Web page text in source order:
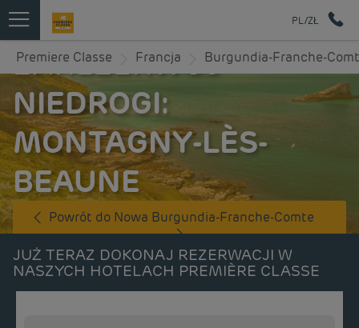
PL/ZŁ
Premiere Classe Francja Burgundia-Franche-
ZAREZERWUJ
NIEDROGI:
MONTAGNY-LÈS-
BEAUNE
Powrót do Nowa Burgundia-Franche-Comte
JUŻ TERAZ DOKONAJ REZERWACJI W
NASZYCH HOTELACH PREMIÈRE CLASSE